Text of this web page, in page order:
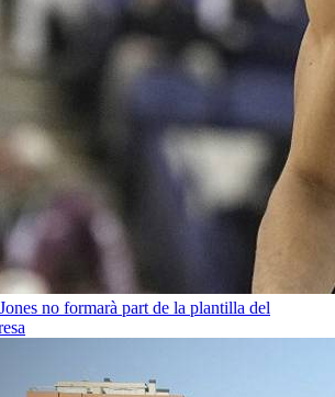
no formarà part de la plantilla del